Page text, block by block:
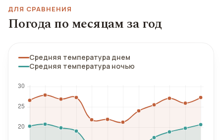
ДЛЯ СРАВНЕНИЯ
Погода по месяцам за год
Средняя температура днем
Средняя температура ночью